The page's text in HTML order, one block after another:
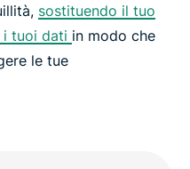
sostituendo il tuo
tuoi dati in modo che
le tue